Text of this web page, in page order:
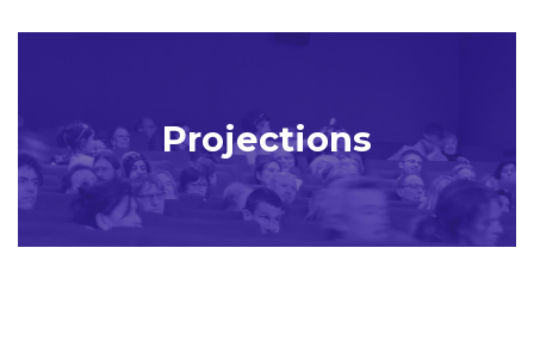
Projections